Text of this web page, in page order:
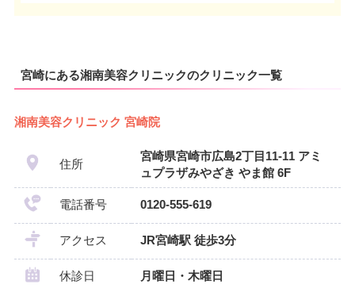
宮崎にある湘南美容クリニックのクリニック一覧
湘南美容クリニック 宮崎院
住所
宮崎県宮崎市広島2丁目11-11 アミ
ュプラザみやざき やま館 6F
電話番号 0120-555-619
アクセス JR宮崎駅 徒歩3分
休診日 月曜日・木曜日